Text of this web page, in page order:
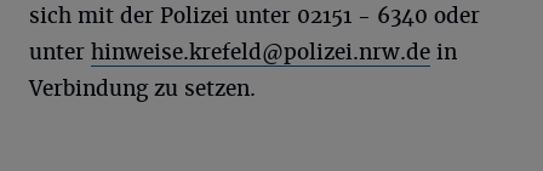
sich mit der Polizei unter 02151 - 6340 oder
unter hinweise.krefeld@polizei.nrw.de in
Verbindung zu setzen.